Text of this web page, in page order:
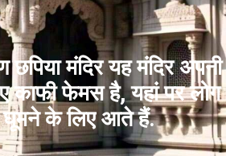
छपिया मंदिर यह मंदिर अपनी
काफी फेमस है, यहां पर लोग
घूमने के लिए आते हैं.